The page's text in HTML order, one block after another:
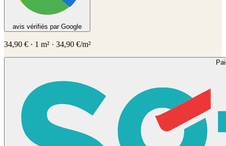
avis vérifiés par Google
34,90 € · 1 m² · 34,90 €/m²